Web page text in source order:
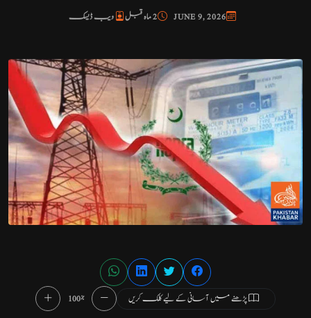
JUNE 9, 2026 2 ماہ قبل ویب ڈیسک
پڑھنے میں آسانی کے لیے کلک کریں 100%